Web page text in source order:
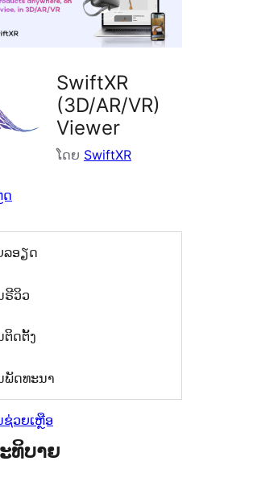
SwiftXR
(3D/AR/VR)
Viewer
ໂດຍ SwiftXR
ດ
ລອຽດ
ຣີວິວ
ຕິດຕັ້ງ
ພັດທະນາ
ຊ່ວຍເຫຼືອ
ທິບາຍ